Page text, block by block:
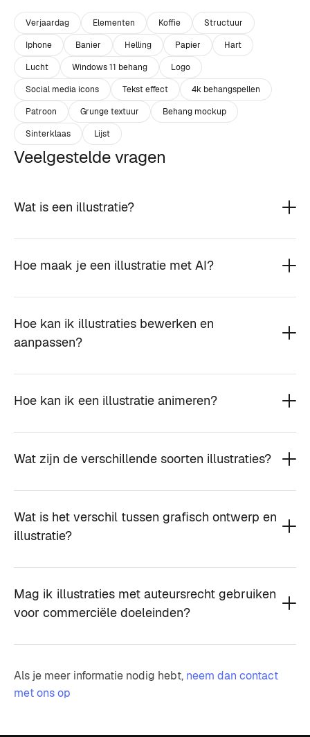
Verjaardag Elementen Koffie
Structuur
Iphone
Banier Helling Papier
Hart
Lucht
Windows 11 behang
Logo
Social media icons
Tekst effect
4k behangspellen
Patroon
Grunge textuur
Behang mockup
Sinterklaas
Lijst
Veelgestelde vragen
Wat is een illustratie?
Hoe maak je een illustratie met AI?
Hoe kan ik illustraties bewerken en
aanpassen?
Hoe kan ik een illustratie animeren?
Wat zijn de verschillende soorten illustraties?
Wat is het verschil tussen grafisch ontwerp en
illustratie?
Mag ik illustraties met auteursrecht gebruiken
voor commerciële doeleinden?
Als je meer informatie nodig hebt, neem dan contact
met ons op